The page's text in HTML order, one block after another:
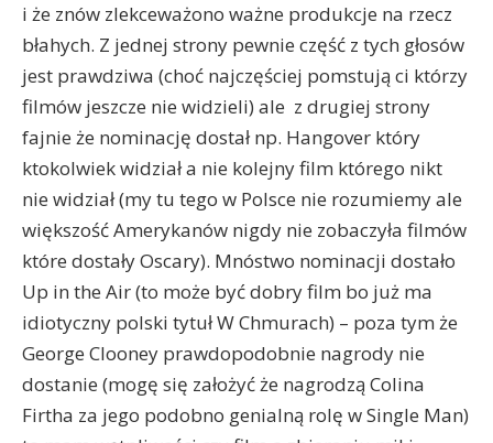
i że znów zlekceważono ważne produkcje na rzecz
błahych. Z jednej strony pewnie część z tych głosów
jest prawdziwa (choć najczęściej pomstują ci którzy
filmów jeszcze nie widzieli) ale z drugiej strony
fajnie że nominację dostał np. Hangover który
ktokolwiek widział a nie kolejny film którego nikt
nie widział (my tu tego w Polsce nie rozumiemy ale
większość Amerykanów nigdy nie zobaczyła filmów
które dostały Oscary). Mnóstwo nominacji dostało
Up in the Air (to może być dobry film bo już ma
idiotyczny polski tytuł W Chmurach) – poza tym że
George Clooney prawdopodobnie nagrody nie
dostanie (mogę się założyć że nagrodzą Colina
Firtha za jego podobno genialną rolę w Single Man)